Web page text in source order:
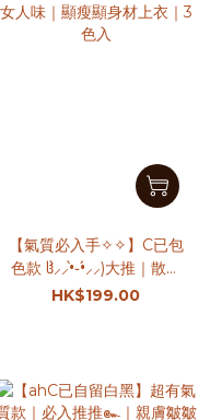
【氣質必入手✧︎✧︎】C已包
色款 ჱ̒⸝⸝•̀֊•́⸝⸝)大推｜散發
淡淡女人味｜顯瘦顯身材上
HK$199.00